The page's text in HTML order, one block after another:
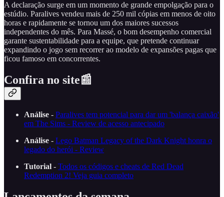
A declaração surge em um momento de grande empolgação para o
estúdio. Paralives vendeu mais de 250 mil cópias em menos de oito
horas e rapidamente se tornou um dos maiores sucessos
independentes do mês. Para Massé, o bom desempenho comercial
garante sustentabilidade para a equipe, que pretende continuar
expandindo o jogo sem recorrer ao modelo de expansões pagas que
ficou famoso em concorrentes.
Confira no site📰
Análise - Paralives tem potencial para dar um 'balança caixão'
em The Sims - Review de acesso antecipado
Análise - Lego Batman Legacy of the Dark Knight honra o
legado do herói - Review
Tutorial - Todos os códigos e cheats de Red Dead
Redemption 2! Veja guia completo